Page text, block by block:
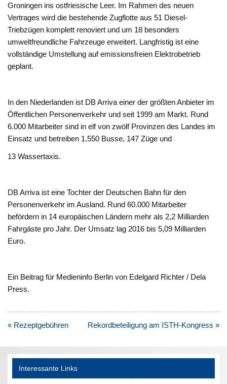
Groningen ins ostfriesische Leer. Im Rahmen des neuen
Vertrages wird die bestehende Zugflotte aus 51 Diesel-
Triebzügen komplett renoviert und um 18 besonders
umweltfreundliche Fahrzeuge erweitert. Langfristig ist eine
vollständige Umstellung auf emissionsfreien Elektrobetrieb
geplant.
In den Niederlanden ist DB Arriva einer der größten Anbieter im
Öffentlichen Personenverkehr und seit 1999 am Markt. Rund
6.000 Mitarbeiter sind in elf von zwölf Provinzen des Landes im
Einsatz und betreiben 1.550 Busse, 147 Züge und
13 Wassertaxis.
DB Arriva ist eine Tochter der Deutschen Bahn für den
Personenverkehr im Ausland. Rund 60.000 Mitarbeiter
befördern in 14 europäischen Ländern mehr als 2,2 Milliarden
Fahrgäste pro Jahr. Der Umsatz lag 2016 bis 5,09 Milliarden
Euro.
Ein Beitrag für Medieninfo Berlin von Edelgard Richter / Dela
Press.
Beitragsnavigation
« Rezeptgebühren Rekordbeteiligung am ISTH-Kongress »
Interessante Links